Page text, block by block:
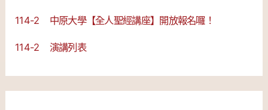
114-2 中原大學【全人聖經講座】開放報名囉！
114-2 演講列表